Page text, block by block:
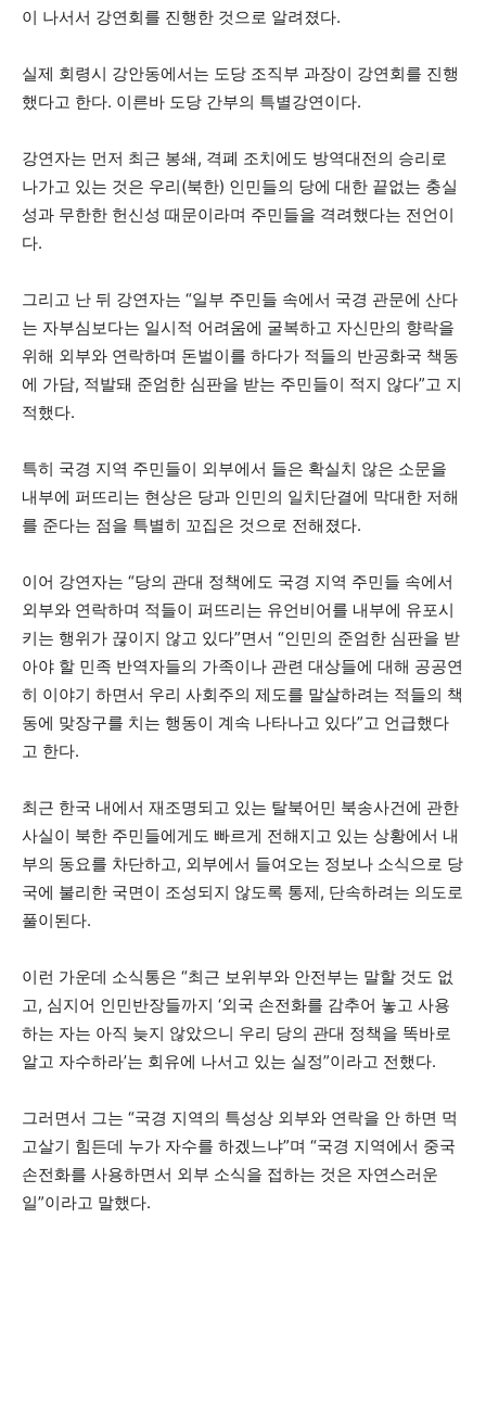
이 나서서 강연회를 진행한 것으로 알려졌다.
실제 회령시 강안동에서는 도당 조직부 과장이 강연회를 진행
했다고 한다. 이른바 도당 간부의 특별강연이다.
강연자는 먼저 최근 봉쇄, 격폐 조치에도 방역대전의 승리로
나가고 있는 것은 우리(북한) 인민들의 당에 대한 끝없는 충실
성과 무한한 헌신성 때문이라며 주민들을 격려했다는 전언이
다.
그리고 난 뒤 강연자는 “일부 주민들 속에서 국경 관문에 산다
는 자부심보다는 일시적 어려움에 굴복하고 자신만의 향락을
위해 외부와 연락하며 돈벌이를 하다가 적들의 반공화국 책동
에 가담, 적발돼 준엄한 심판을 받는 주민들이 적지 않다”고 지
적했다.
특히 국경 지역 주민들이 외부에서 들은 확실치 않은 소문을
내부에 퍼뜨리는 현상은 당과 인민의 일치단결에 막대한 저해
를 준다는 점을 특별히 꼬집은 것으로 전해졌다.
이어 강연자는 “당의 관대 정책에도 국경 지역 주민들 속에서
외부와 연락하며 적들이 퍼뜨리는 유언비어를 내부에 유포시
키는 행위가 끊이지 않고 있다”면서 “인민의 준엄한 심판을 받
아야 할 민족 반역자들의 가족이나 관련 대상들에 대해 공공연
히 이야기 하면서 우리 사회주의 제도를 말살하려는 적들의 책
동에 맞장구를 치는 행동이 계속 나타나고 있다”고 언급했다
고 한다.
최근 한국 내에서 재조명되고 있는 탈북어민 북송사건에 관한
사실이 북한 주민들에게도 빠르게 전해지고 있는 상황에서 내
부의 동요를 차단하고, 외부에서 들여오는 정보나 소식으로 당
국에 불리한 국면이 조성되지 않도록 통제, 단속하려는 의도로
풀이된다.
이런 가운데 소식통은 “최근 보위부와 안전부는 말할 것도 없
고, 심지어 인민반장들까지 ‘외국 손전화를 감추어 놓고 사용
하는 자는 아직 늦지 않았으니 우리 당의 관대 정책을 똑바로
알고 자수하라’는 회유에 나서고 있는 실정”이라고 전했다.
그러면서 그는 “국경 지역의 특성상 외부와 연락을 안 하면 먹
고살기 힘든데 누가 자수를 하겠느냐”며 “국경 지역에서 중국
손전화를 사용하면서 외부 소식을 접하는 것은 자연스러운
일”이라고 말했다.